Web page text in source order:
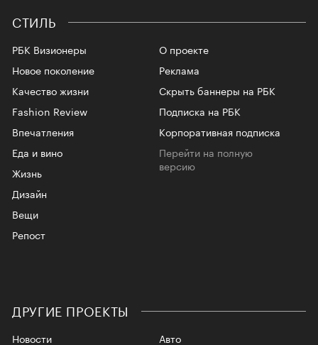
СТИЛЬ
РБК Визионеры
Новое поколение
Качество жизни
Fashion Review
Впечатления
Еда и вино
Жизнь
Дизайн
Вещи
Репост
О проекте
Реклама
Скрыть баннеры на РБК
Подписка на РБК
Корпоративная подписка
Перейти на полную
версию
ДРУГИЕ ПРОЕКТЫ
Новости
Авто